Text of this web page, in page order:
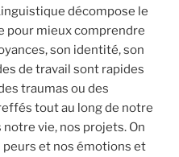
décompose le
pour mieux comprendre
son identité, son
de travail sont rapides
traumas ou des
tout au long de notre
vie, nos projets. On
et nos émotions et